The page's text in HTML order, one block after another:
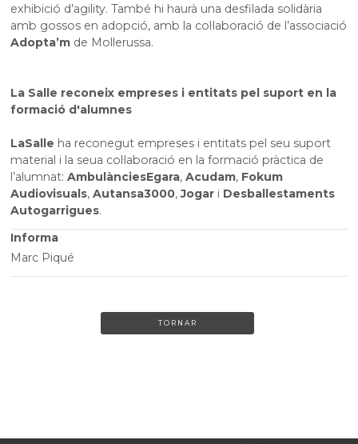
exhibició d’agility. També hi haurà una desfilada solidària
amb gossos en adopció, amb la col·laboració de l’associació
Adopta’m de Mollerussa.
La Salle reconeix empreses i entitats pel suport en la
formació d'alumnes
LaSalle ha reconegut empreses i entitats pel seu suport
material i la seua col·laboració en la formació pràctica de
l’alumnat:AmbulànciesEgara,Acudam, Fokum
Audiovisuals,Autansa3000,Jogar i Desballestaments
Autogarrigues.
Informa
Marc Piqué
TORNAR